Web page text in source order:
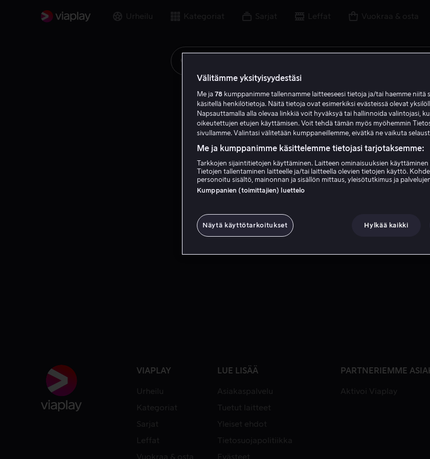
Urheilu Kategoriat Sarjat Leffat Vuokraa & osta
VIAPLAY
Urheilu
Kategoriat
Sarjat
Leffat
Vuokraa & osta
LUE LISÄÄ
Asiakaspalvelu
Tuetut laitteet
Yleiset ehdot
Tietosuojapolitiikka
Evästeet
PARTNERIEMME
Aktivoi Viaplay
Välitämme yksityisyydestäsi
Me ja 78 kumppanimme tallennamme laitteeseesi tietoja ja/tai haemme niitä
käsitellä henkilötietoja. Näitä tietoja ovat esimerkiksi evästeissä olevat
Napsauttamalla alla olevaa linkkiä voit hyväksyä tai hallinnoida valintojasi,
oikeutettujen etujen käyttämisen. Voit tehdä tämän myös myöhemmin
sivullamme. Valintasi välitetään kumppaneillemme, eivätkä ne vaikuta
Me ja kumppanimme käsittelemme tietojasi tarjotaksemme:
Tarkkojen sijaintitietojen käyttäminen. Laitteen ominaisuuksien
Tietojen tallentaminen laitteelle ja/tai laitteella olevien tietojen käyttö.
personoitu sisältö, mainonnan ja sisällön mittaus, yleisötutkimus ja
Kumppanien (toimittajien) luettelo
Näytä käyttötarkoitukset Hylkää kaikki